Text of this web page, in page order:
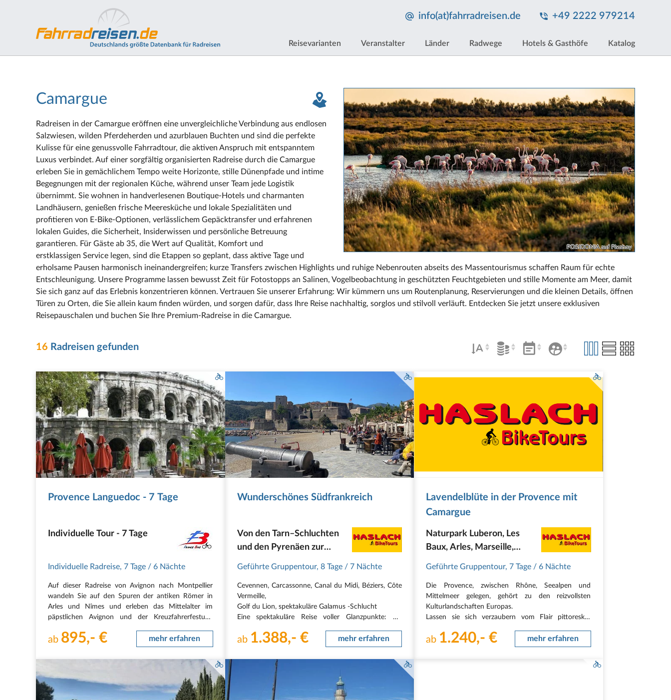
info(at)fahrradreisen.de +49 2222 979214
Reisevarianten Veranstalter Länder Radwege Hotels & Gasthöfe Katalog
POSIDONIA auf Pixabay
Camargue
Radreisen in der Camargue eröffnen eine unvergleichliche Verbindung aus endlosen
Salzwiesen, wilden Pferdeherden und azurblauen Buchten und sind die perfekte
Kulisse für eine genussvolle Fahrradtour, die aktiven Anspruch mit entspanntem
Luxus verbindet. Auf einer sorgfältig organisierten Radreise durch die Camargue
erleben Sie in gemächlichem Tempo weite Horizonte, stille Dünenpfade und intime
Begegnungen mit der regionalen Küche, während unser Team jede Logistik
übernimmt. Sie wohnen in handverlesenen Boutique‑Hotels und charmanten
Landhäusern, genießen frische Meeresküche und lokale Spezialitäten und
profitieren von E‑Bike‑Optionen, verlässlichem Gepäcktransfer und erfahrenen
lokalen Guides, die Sicherheit, Insiderwissen und persönliche Betreuung
garantieren. Für Gäste ab 35, die Wert auf Qualität, Komfort und
erstklassigen Service legen, sind die Etappen so geplant, dass aktive Tage und
erholsame Pausen harmonisch ineinandergreifen; kurze Transfers zwischen Highlights und ruhige Nebenrouten abseits des Massentourismus schaffen Raum für echte
Entschleunigung. Unsere Programme lassen bewusst Zeit für Fotostopps an Salinen, Vogelbeobachtung in geschützten Feuchtgebieten und stille Momente am Meer, damit
Sie sich ganz auf das Erlebnis konzentrieren können. Vertrauen Sie unserer Erfahrung: Wir kümmern uns um Routenplanung, Reservierungen und die kleinen Details, öffnen
Türen zu Orten, die Sie allein kaum finden würden, und sorgen dafür, dass Ihre Reise nachhaltig, sorglos und stilvoll verläuft. Entdecken Sie jetzt unsere exklusiven
Reisepauschalen und buchen Sie Ihre Premium‑Radreise in die Camargue.
16 Radreisen gefunden
Provence Languedoc - 7 Tage
Individuelle Tour - 7 Tage
Individuelle Radreise, 7 Tage / 6 Nächte
Auf dieser Radreise von Avignon nach Montpellier
wandeln Sie auf den Spuren der antiken Römer in
Arles und Nîmes und erleben das Mittelalter im
päpstlichen Avignon und der Kreuzfahrerfestung
aufstrebende Metropole Montpellier gelangen. Und
ab 895,- € mehr erfahren
Wunderschönes Südfrankreich
Von den Tarn–Schluchten
und den Pyrenäen zur
Geführte Gruppentour, 8 Tage / 7 Nächte
Cevennen, Carcassonne, Canal du Midi, Béziers, Côte
Vermeille,
Golf du Lion, spektakuläre Galamus -Schlucht
Eine spektakuläre Reise voller Glanzpunkte: die
romantischen Cevennen, die sanften Ausläufer der
östlichen Pyrenäen, die eindrucksvolle Altstadt…
ab 1.388,- € mehr erfahren
Lavendelblüte in der Provence mit
Camargue
Naturpark Luberon, Les
Baux, Arles, Marseille,
Geführte Gruppentour, 7 Tage / 6 Nächte
Die Provence, zwischen Rhône, Seealpen und
Mittelmeer gelegen, gehört zu den reizvollsten
Kulturlandschaften Europas.
Lassen sie sich verzaubern vom Flair pittoresker
beschaulicher Klosteranlagen und einer einzigartigen
Naturlandschaft. Ausgedehnte…
ab 1.240,- € mehr erfahren